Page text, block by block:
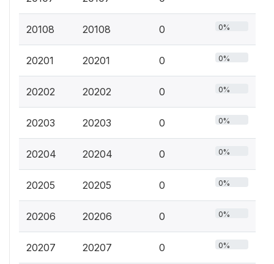
20108 20108 0 0%
20201 20201 0 0%
20202 20202 0 0%
20203 20203 0 0%
20204 20204 0 0%
20205 20205 0 0%
20206 20206 0 0%
20207 20207 0 0%